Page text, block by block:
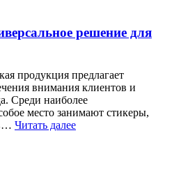
решение для
продукция предлагает
внимания клиентов и
Среди наиболее
место занимают стикеры,
Читать далее